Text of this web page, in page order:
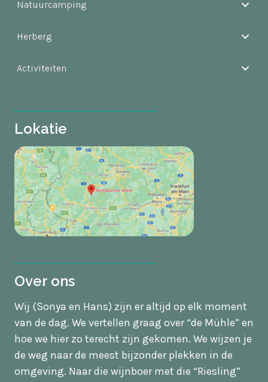
Natuurcamping
Herberg
Activiteiten
Lokatie
Over ons
Wij (Sonya en Hans) zijn er altijd op elk moment
van de dag. We vertellen graag over “de Mühle” en
hoe we hier zo terecht zijn gekomen. We wijzen je
de weg naar de meest bijzonder plekken in de
omgeving. Naar die wijnboer met die “Riesling”